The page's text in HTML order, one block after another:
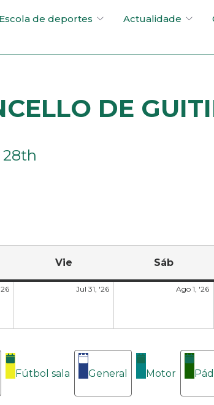
Escola de deportes Actualidade
DE
28th
Vie Sáb
Jul 31, '26 Ago 1, '26
Fútbol sala General Motor